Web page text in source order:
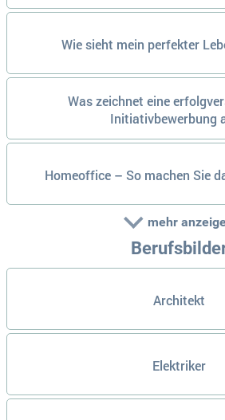
Wie sieht mein perfekter
Was zeichnet eine
Initiativbewerbung
Homeoffice – So machen Sie
mehr
Architekt
Elektriker